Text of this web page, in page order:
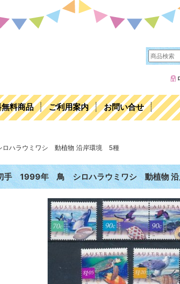
料商品 ご利用案内 お問い合せ
ハラウミワシ 動植物 沿岸環境 5種
切手 1999年 鳥 シロハラウミワシ 動植物